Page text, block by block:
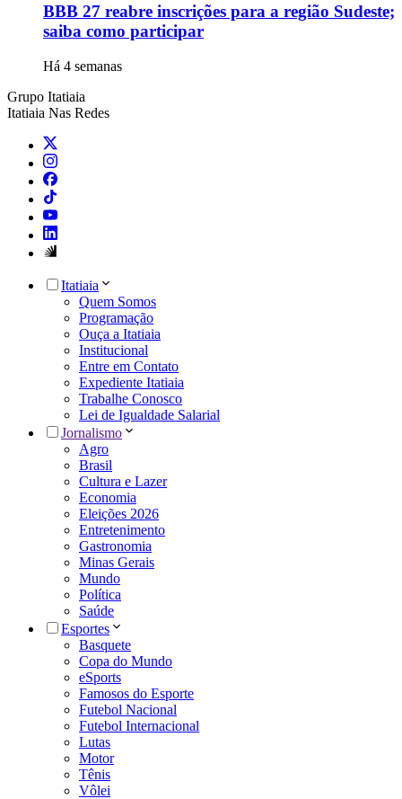
BBB 27 reabre inscrições para a região Sudeste;
saiba como participar
Há 4 semanas
Grupo Itatiaia
Itatiaia Nas Redes
Itatiaia
Quem Somos
Programação
Ouça a Itatiaia
Institucional
Entre em Contato
Expediente Itatiaia
Trabalhe Conosco
Lei de Igualdade Salarial
Jornalismo
Agro
Brasil
Cultura e Lazer
Economia
Eleições 2026
Entretenimento
Gastronomia
Minas Gerais
Mundo
Política
Saúde
Esportes
Basquete
Copa do Mundo
eSports
Famosos do Esporte
Futebol Nacional
Futebol Internacional
Lutas
Motor
Tênis
Vôlei